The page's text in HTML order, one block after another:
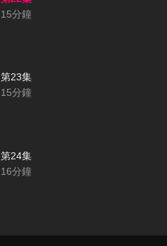
15分鐘
第23集
15分鐘
第24集
16分鐘